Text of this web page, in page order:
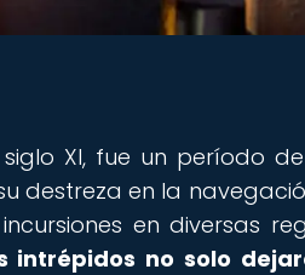
XI, fue un período
destreza en la
en diversas
intrépidos no solo